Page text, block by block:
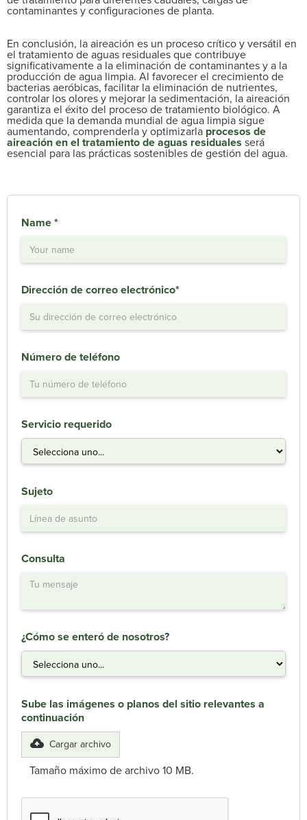
contaminantes y configuraciones de planta.
En conclusión, la aireación es un proceso crítico y versátil en
el tratamiento de aguas residuales que contribuye
significativamente a la eliminación de contaminantes y a la
producción de agua limpia. Al favorecer el crecimiento de
bacterias aeróbicas, facilitar la eliminación de nutrientes,
controlar los olores y mejorar la sedimentación, la aireación
garantiza el éxito del proceso de tratamiento biológico. A
medida que la demanda mundial de agua limpia sigue
aumentando, comprenderla y optimizarla procesos de
aireación en el tratamiento de aguas residuales será
esencial para las prácticas sostenibles de gestión del agua.
Name *
Dirección de correo electrónico*
Número de teléfono
Servicio requerido
Sujeto
Consulta
¿Cómo se enteró de nosotros?
Sube las imágenes o planos del sitio relevantes a
continuación
Cargar archivo
Tamaño máximo de archivo 10 MB.